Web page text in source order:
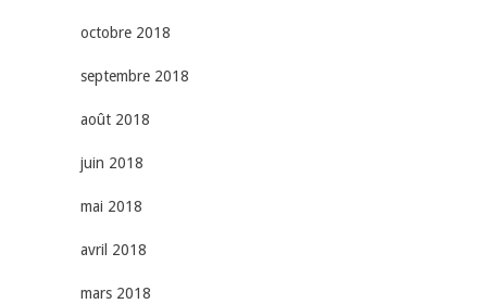
octobre 2018
septembre 2018
août 2018
juin 2018
mai 2018
avril 2018
mars 2018